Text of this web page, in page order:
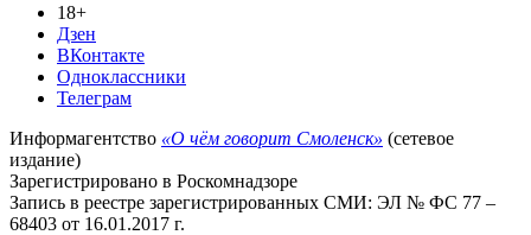
18+
Дзен
ВКонтакте
Одноклассники
Телеграм
Информагентство «О чём говорит Смоленск» (сетевое
издание)
Зарегистрировано в Роскомнадзоре
Запись в реестре зарегистрированных СМИ: ЭЛ № ФС 77 –
68403 от 16.01.2017 г.